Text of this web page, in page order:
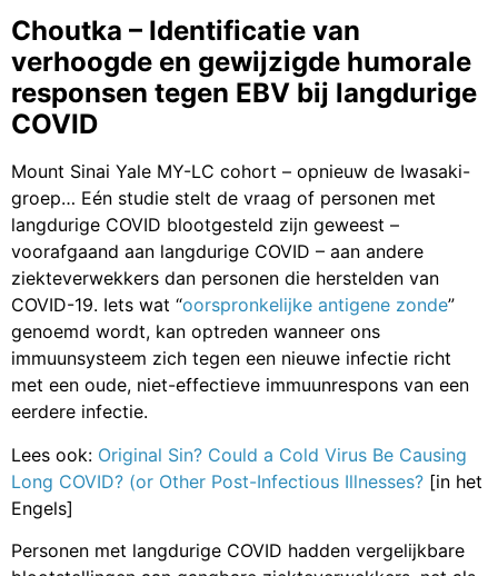
Choutka – Identificatie van
verhoogde en gewijzigde humorale
responsen tegen EBV bij langdurige
COVID
Mount Sinai Yale MY-LC cohort – opnieuw de Iwasaki-
groep… Eén studie stelt de vraag of personen met
langdurige COVID blootgesteld zijn geweest –
voorafgaand aan langdurige COVID – aan andere
ziekteverwekkers dan personen die herstelden van
COVID-19. Iets wat “oorspronkelijke antigene zonde”
genoemd wordt, kan optreden wanneer ons
immuunsysteem zich tegen een nieuwe infectie richt
met een oude, niet-effectieve immuunrespons van een
eerdere infectie.
Lees ook: Original Sin? Could a Cold Virus Be Causing
Long COVID? (or Other Post-Infectious Illnesses? [in het
Engels]
Personen met langdurige COVID hadden vergelijkbare